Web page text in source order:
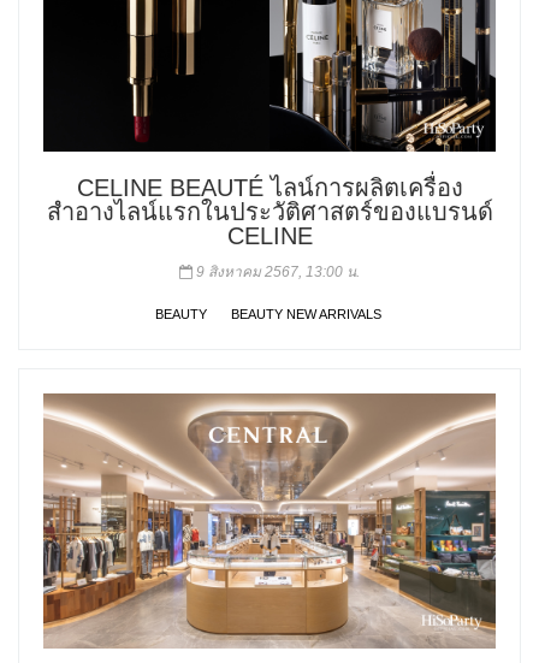
CELINE BEAUTÉ ไลน์การผลิตเครื่อง
สำอางไลน์แรกในประวัติศาสตร์ของแบรนด์
CELINE
9 สิงหาคม 2567, 13:00 น.
BEAUTY BEAUTY NEW ARRIVALS